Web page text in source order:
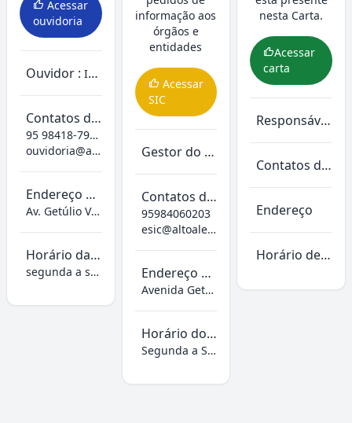
Acessar
ouvidoria
Ouvidor : IURI RENNER DO NASCIMENTO
Contatos da ouvidoria
95 98418-7919
ouvidoria@altoalegre.rr.gov.br
Endereço da ouvidoria
Av. Getúlio Vargas, s/n
Horário da ouvidoria
segunda a sexta das 7:30 as 13:30
informação aos
órgãos e
entidades
Acessar
SIC
Gestor do SIC :
Contatos da e-sic
95984060203
esic@altoalegre.rr.gov.br
Endereço da e-sic
Avenida Getúlio Vargas, s/n
Horário do e-sic
Segunda a Sexta das 7:30 as 13:30
nesta Carta.
Acessar
carta
Responsável :
Contatos da Carta de Serviço
Endereço
Horário de atendimento